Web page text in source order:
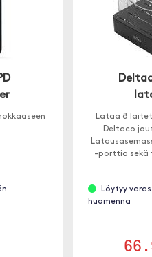
Lataa 8
Deltaco
-porttia sekä
Löytyy
huomenna